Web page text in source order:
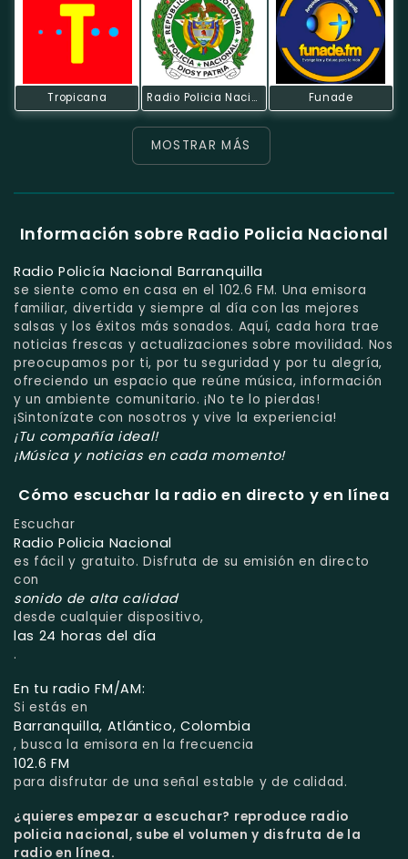
Tropicana Radio Policia Nacional Funade
MOSTRAR MÁS
Información sobre Radio Policia Nacional
Radio Policía Nacional Barranquilla
se siente como en casa en el 102.6 FM. Una emisora
familiar, divertida y siempre al día con las mejores
salsas y los éxitos más sonados. Aquí, cada hora trae
noticias frescas y actualizaciones sobre movilidad. Nos
preocupamos por ti, por tu seguridad y por tu alegría,
ofreciendo un espacio que reúne música, información
y un ambiente comunitario. ¡No te lo pierdas!
¡Sintonízate con nosotros y vive la experiencia!
¡Tu compañía ideal!
¡Música y noticias en cada momento!
Cómo escuchar la radio en directo y en línea
Escuchar
Radio Policia Nacional
es fácil y gratuito. Disfruta de su emisión en directo
con
sonido de alta calidad
desde cualquier dispositivo,
las 24 horas del día
.
En tu radio FM/AM:
Si estás en
Barranquilla, Atlántico, Colombia
, busca la emisora en la frecuencia
102.6 FM
para disfrutar de una señal estable y de calidad.
¿quieres empezar a escuchar? reproduce radio
policia nacional, sube el volumen y disfruta de la
radio en línea.